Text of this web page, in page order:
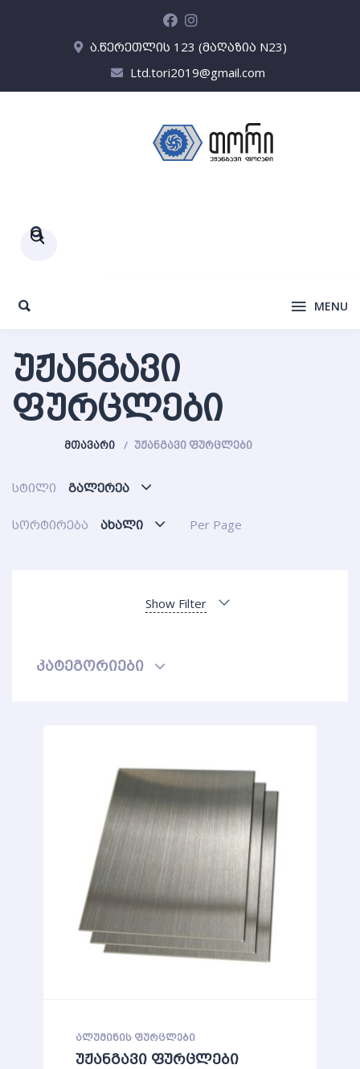
ა.წერეთლის 123 (მაღაზია N23)
Ltd.tori2019@gmail.com
Products
MENU
ᲣᲟᲐᲜᲒᲐᲕᲘ
ᲤᲣᲠᲪᲚᲔᲑᲘ
ᲛᲗᲐᲕᲐᲠᲘ ᲣᲟᲐᲜᲒᲐᲕᲘ ᲤᲣᲠᲪᲚᲔᲑᲘ
სტილი გალერეა
სორტირება ახალი Per Page
Show Filter
კატეგორიები
ᲐᲚᲣᲛᲘᲜᲘᲡ ᲤᲣᲠᲪᲚᲔᲑᲘ
უჟანგავი ფურცლები